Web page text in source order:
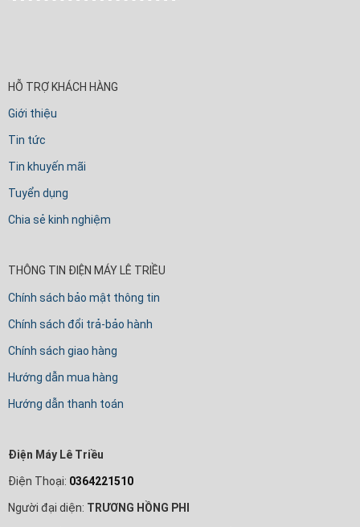
HỖ TRỢ KHÁCH HÀNG
Giới thiệu
Tin tức
Tin khuyến mãi
Tuyển dụng
Chia sẻ kinh nghiệm
THÔNG TIN ĐIỆN MÁY LÊ TRIỀU
Chính sách bảo mật thông tin
Chính sách đổi trả-bảo hành
Chính sách giao hàng
Hướng dẫn mua hàng
Hướng dẫn thanh toán
Điện Máy Lê Triều
Điện Thoại: 0364221510
Người đại diện: TRƯƠNG HỒNG PHI